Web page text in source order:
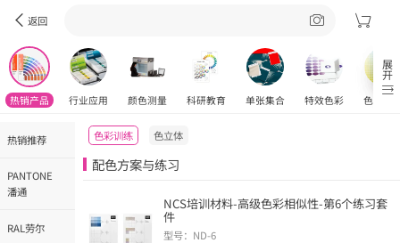
返回
热销产品 行业应用 颜色测量 科研教育 单张集合 特效色彩 色彩工
展开
热销推荐
PANTONE
潘通
RAL劳尔
色彩训练 色立体
配色方案与练习
NCS培训材料-高级色彩相似性-第6个练习套
件
型号：ND-6